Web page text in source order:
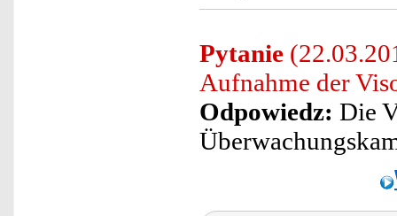
Pytanie
Aufnahme der
Odpowiedz: Die